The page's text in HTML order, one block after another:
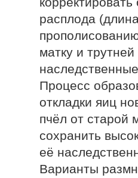
расплода
матку и
Процесс
откладки яиц
пчёл от старой
сохранить
её
Варианты